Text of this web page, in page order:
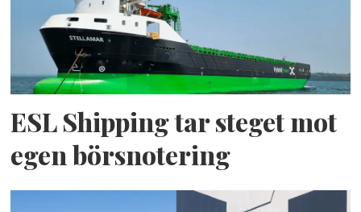
ESL Shipping tar steget mot
egen börsnotering